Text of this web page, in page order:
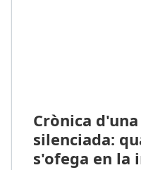
Crònica
silenciada:
s'ofega en la